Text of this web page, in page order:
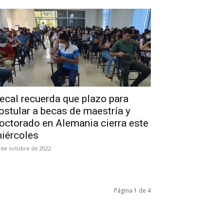
recuerda que plazo para
a becas de maestría y
en Alemania cierra este
de octubre de 2022
Página 1 de 4